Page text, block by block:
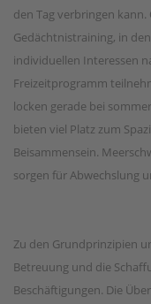
den Tag verbringen kann.
Gedächtnistraining, in
individuellen Interessen
Freizeitprogramm
locken gerade bei
bieten viel Platz zum
Beisammensein.
sorgen für Abwechslung
Zu den Grundprinzipien
Betreuung und die
Beschäftigungen. Die